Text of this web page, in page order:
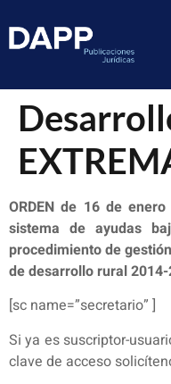
ORDEN de 16 de
sistema de ayudas
procedimiento de
de desarrollo rural
[sc name=”secretario” ]
Si ya es suscriptor-
clave de acceso